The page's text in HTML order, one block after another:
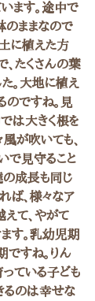
ます。途中で
のままなので
に植えた方
、たくさんの葉
。大地に植え
のですね。見
は大きく根を
が吹いても、
で見守ること
の成長も同じ
ば、様々なア
えて、やがて
す。乳幼児期
ですね。りん
っている子ども
るのは幸せな